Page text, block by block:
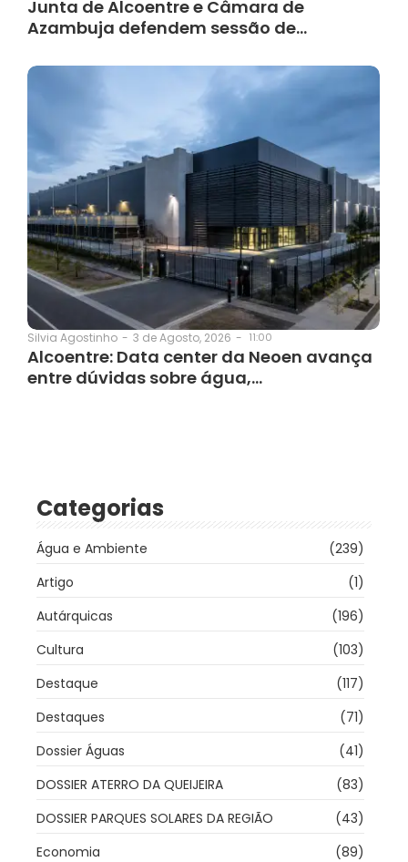
Junta de Alcoentre e Câmara de
Azambuja defendem sessão de…
Silvia Agostinho - 3 de Agosto, 2026 - 11:00
Alcoentre: Data center da Neoen avança
entre dúvidas sobre água,…
Categorias
Água e Ambiente
(239)
Artigo
(1)
Autárquicas
(196)
Cultura
(103)
Destaque
(117)
Destaques
(71)
Dossier Águas
(41)
DOSSIER ATERRO DA QUEIJEIRA
(83)
DOSSIER PARQUES SOLARES DA REGIÃO
(43)
Economia
(89)